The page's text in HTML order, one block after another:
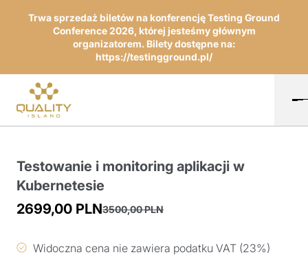
Trwa sprzedaż biletów na konferencję Testing Ground
Conference 2026, której jesteśmy głównym
organizatorem. Bilety dostępne na:
https://testingground.pl/
Testowanie i monitoring aplikacji w
Kubernetesie
3500,00PLN
cena
2699,00 PLN
cenaWidoczna cena nie zawiera podatku VAT (23%)